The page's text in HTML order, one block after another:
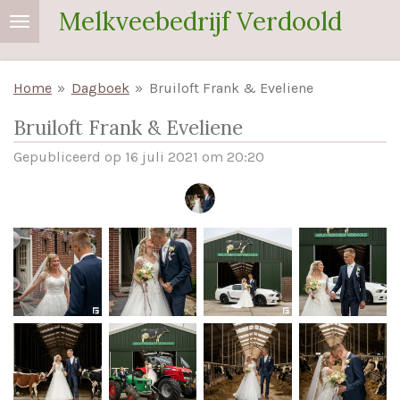
Ga
direct
de
hoofdinhoud
Melkveebedrijf Verdoold
Home » Dagboek » Bruiloft Frank & Eveliene
Bruiloft Frank & Eveliene
Gepubliceerd op 16 juli 2021 om 20:20